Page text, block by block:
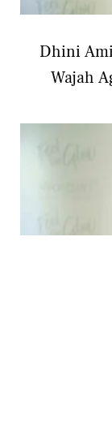
Dhini
Wajah